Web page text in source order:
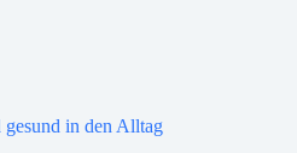
gesund in den Alltag